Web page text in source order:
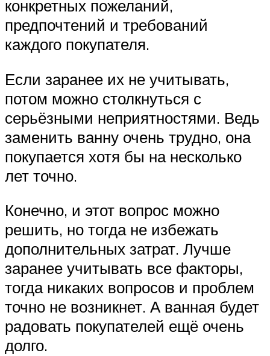
конкретных пожеланий,
предпочтений и требований
каждого покупателя.
Если заранее их не учитывать,
потом можно столкнуться с
серьёзными неприятностями. Ведь
заменить ванну очень трудно, она
покупается хотя бы на несколько
лет точно.
Конечно, и этот вопрос можно
решить, но тогда не избежать
дополнительных затрат. Лучше
заранее учитывать все факторы,
тогда никаких вопросов и проблем
точно не возникнет. А ванная будет
радовать покупателей ещё очень
долго.